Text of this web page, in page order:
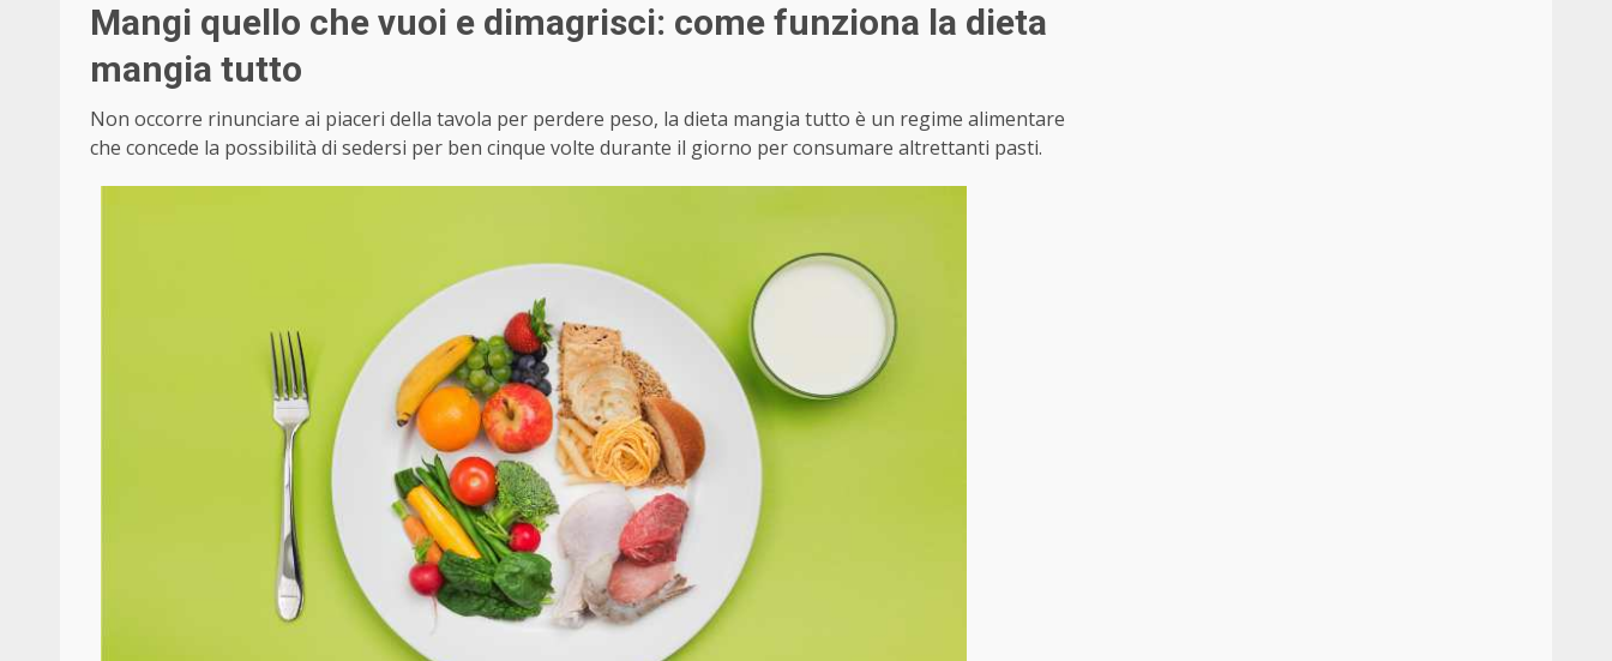
Mangi quello che vuoi e dimagrisci: come funziona la dieta
mangia tutto
Non occorre rinunciare ai piaceri della tavola per perdere peso, la dieta mangia tutto è un regime alimentare
che concede la possibilità di sedersi per ben cinque volte durante il giorno per consumare altrettanti pasti.